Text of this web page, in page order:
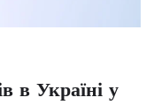
в Україні у